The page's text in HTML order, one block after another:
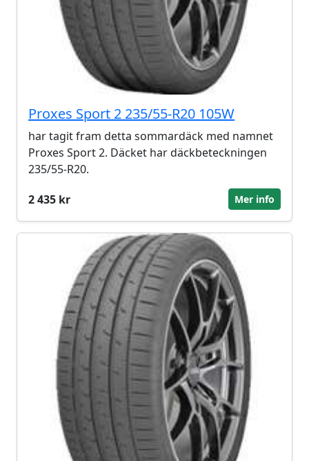
Proxes Sport 2 235/55-R20 105W
har tagit fram detta sommardäck med namnet
Proxes Sport 2. Däcket har däckbeteckningen
235/55-R20.
2 435 kr
Mer info